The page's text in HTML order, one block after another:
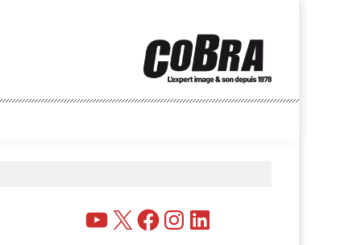
YouTube
X FacebookInstagramLinkedIn